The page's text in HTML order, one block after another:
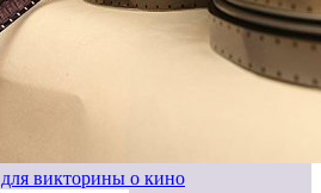
викторины о кино